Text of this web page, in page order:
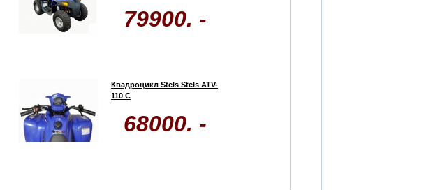
79900. -
Квадроцикл Stels Stels ATV-
110 C
68000. -